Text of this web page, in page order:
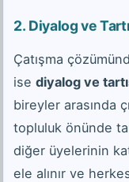
2. Diyalog ve
Çatışma
ise diyalog ve
bireyler arasında
topluluk önünde
diğer üyelerinin
ele alınır ve